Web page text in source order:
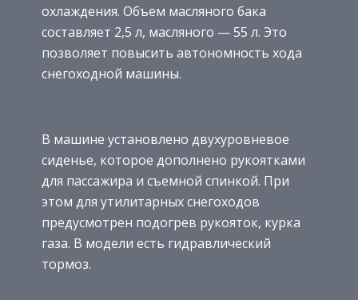
охлаждения. Объем масляного бака
составляет 2,5 л, масляного — 55 л. Это
позволяет повысить автономность хода
снегоходной машины.
В машине установлено двухуровневое
сиденье, которое дополнено рукоятками
для пассажира и съемной спинкой. При
этом для утилитарных снегоходов
предусмотрен подогрев рукояток, курка
газа. В модели есть гидравлический
тормоз.